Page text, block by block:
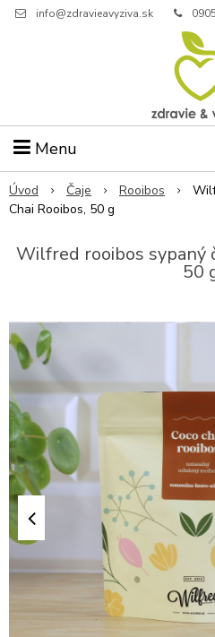
info@zdravieavyziva.sk
Menu
Úvod Čaje Rooibos
Chai Rooibos, 50 g
Wilfred rooibos sypaný
50